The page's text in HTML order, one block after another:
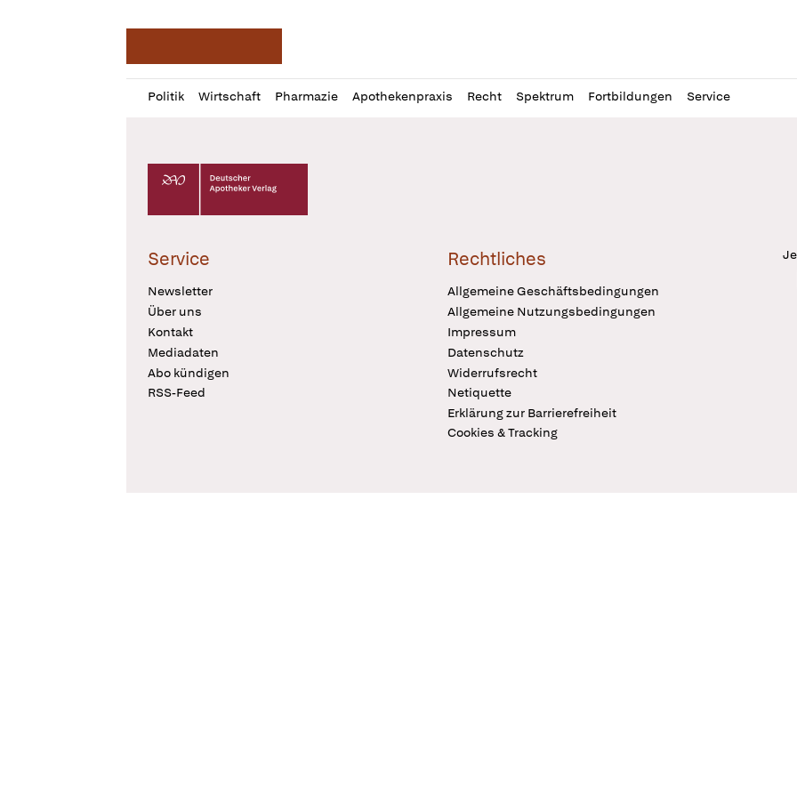
Politik Wirtschaft Pharmazie Apothekenpraxis Recht Spektrum Fortbildungen Service
Profil
öffnen
Daz
Pur
Deutscher Apotheker Verlag Logo
Service
Newsletter
Über uns
Kontakt
Mediadaten
Abo kündigen
RSS-Feed
Rechtliches
Allgemeine Geschäftsbedingungen
Allgemeine Nutzungsbedingungen
Impressum
Datenschutz
Widerrufsrecht
Netiquette
Erklärung zur Barrierefreiheit
Cookies & Tracking